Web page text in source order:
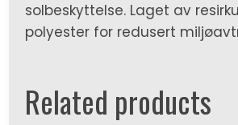
solbeskyttelse. Laget av
polyester for redusert
Related products